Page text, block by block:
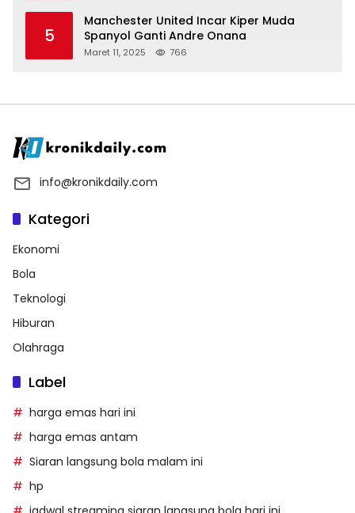
5
Manchester United Incar Kiper Muda
Spanyol Ganti Andre Onana
Maret 11, 2025 766
info@kronikdaily.com
Kategori
Ekonomi
Bola
Teknologi
Hiburan
Olahraga
Label
harga emas hari ini
harga emas antam
Siaran langsung bola malam ini
hp